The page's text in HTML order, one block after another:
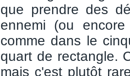
que prendre des
ennemi (ou
comme dans le
quart de rectangle.
mais c'est plutôt